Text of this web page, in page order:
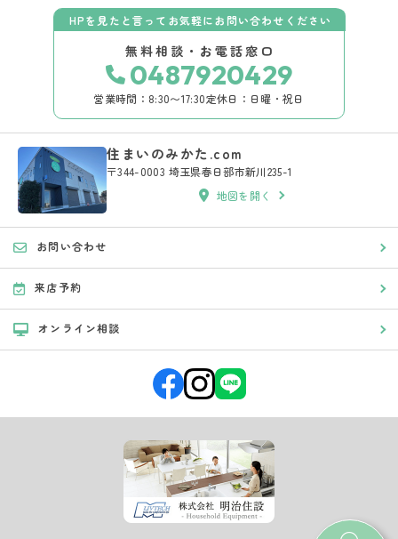
HPを見たと言ってお気軽にお問い合わせください
無料相談・お電話窓口
0487920429
営業時間：8:30〜17:30定休日：日曜・祝日
住まいのみかた.com
〒344-0003 埼玉県春日部市新川235-1
地図を開く
お問い合わせ
来店予約
オンライン相談